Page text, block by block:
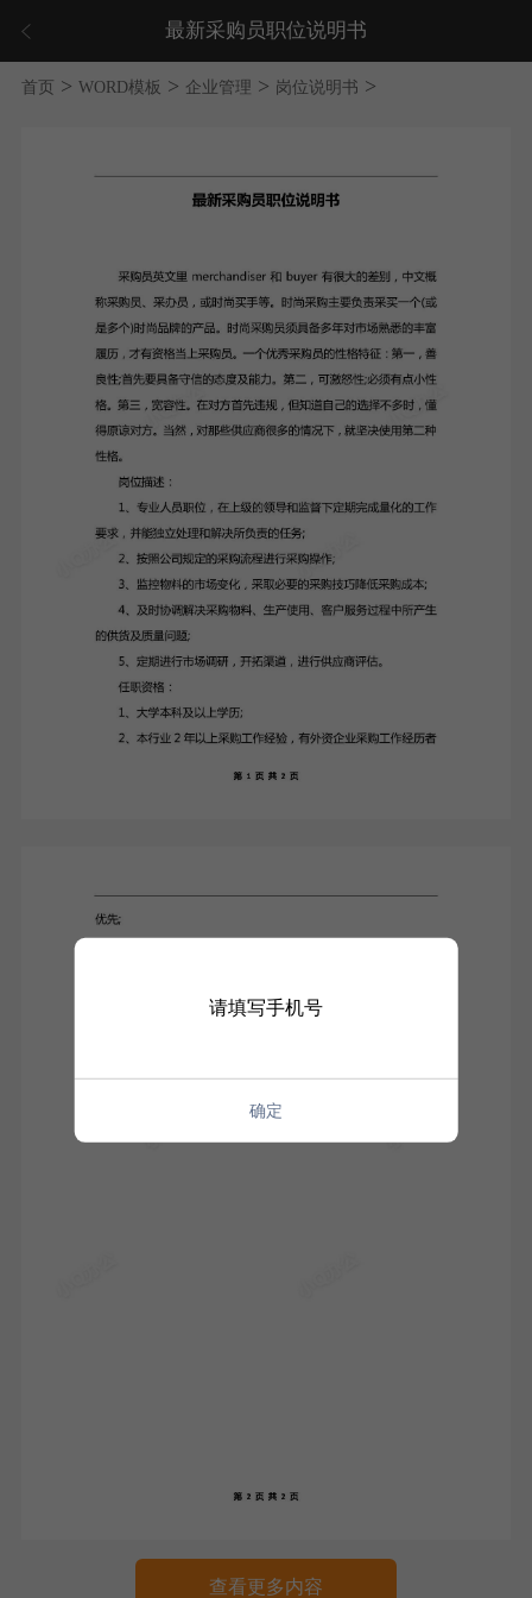
最新采购员职位说明书
首页 > WORD模板 > 企业管理 > 岗位说明书 >
查看更多内容
请填写手机号
确定